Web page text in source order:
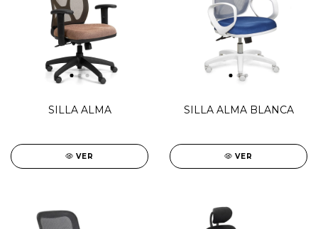
SILLA ALMA
VER
SILLA ALMA BLANCA
VER